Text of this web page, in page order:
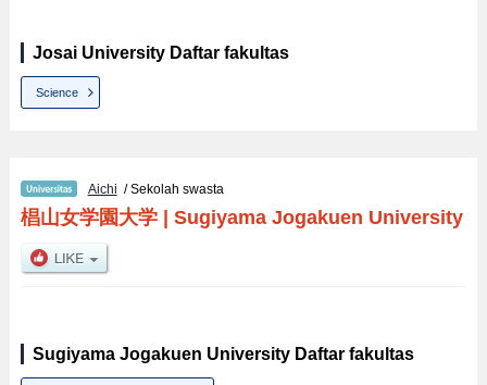
Josai University Daftar fakultas
Science
Aichi / Sekolah swasta
椙山女学園大学| Sugiyama Jogakuen University
Sugiyama Jogakuen University Daftar fakultas